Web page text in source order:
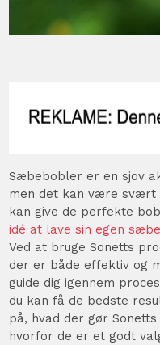
Sæbebobler er en sjov
men det kan være svært
kan give de perfekte
idé at lave sin egen
Ved at bruge Sonetts
der er både effektiv og
guide dig igennem
du kan få de bedste
på, hvad der gør
hvorfor de er et godt